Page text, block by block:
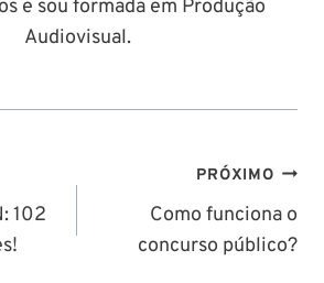
e sou formada em Produção
Audiovisual.
102
PRÓXIMO
Como funciona o
concurso público?